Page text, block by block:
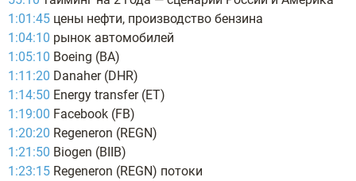
1:01:45 цены нефти, производство бензина
1:04:10 рынок автомобилей
1:05:10 Boeing (BA)
1:11:20 Danaher (DHR)
1:14:50 Energy transfer (ET)
1:19:00 Facebook (FB)
1:20:20 Regeneron (REGN)
1:21:50 Biogen (BIIB)
1:23:15 Regeneron (REGN) потоки